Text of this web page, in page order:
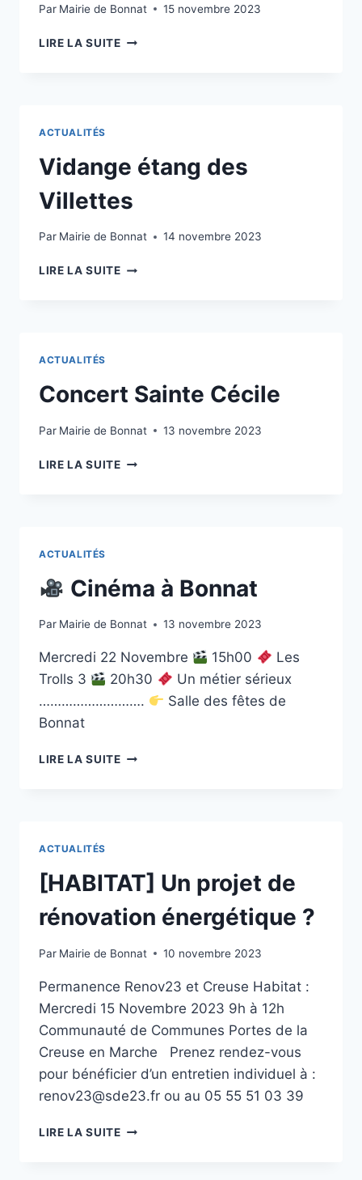
Par Mairie de Bonnat 15 novembre 2023
LIRE LA SUITE
ACTUALITÉS
Vidange étang des
Villettes
Par Mairie de Bonnat 14 novembre 2023
LIRE LA SUITE
ACTUALITÉS
Concert Sainte Cécile
Par Mairie de Bonnat 13 novembre 2023
LIRE LA SUITE
ACTUALITÉS
Cinéma à Bonnat
Par Mairie de Bonnat 13 novembre 2023
Mercredi 22 Novembre 15h00
Les
Trolls 3
20h30
Un métier sérieux
……………………….
Salle des fêtes de
Bonnat
LIRE LA SUITE
ACTUALITÉS
[HABITAT] Un projet de
rénovation énergétique ?
Par Mairie de Bonnat 10 novembre 2023
Permanence Renov23 et Creuse Habitat :
Mercredi 15 Novembre 2023 9h à 12h
Communauté de Communes Portes de la
Creuse en Marche Prenez rendez-vous
pour bénéficier d’un entretien individuel à :
renov23@sde23.fr ou au 05 55 51 03 39
LIRE LA SUITE